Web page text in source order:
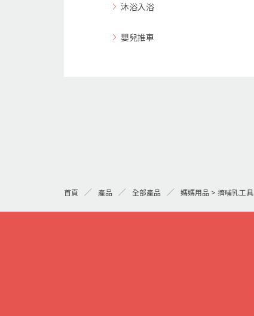
沐浴入浴
嬰兒推車
首頁 產品 全部產品 媽媽用品 > 擠哺乳工具